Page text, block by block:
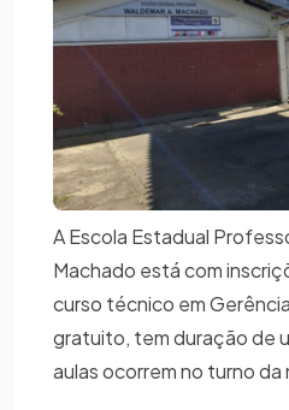
A Escola Estadual
Machado está com
curso técnico em
gratuito, tem duração de
aulas ocorrem no turno da